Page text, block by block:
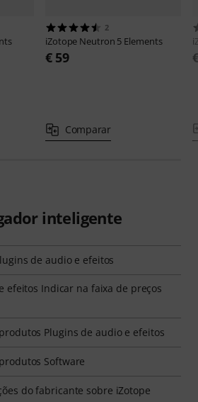
2
iZotope Neutron 5 Elements
€ 59
Comparar
inteligente
de audio e efeitos
efeitos Indicar na faixa de preços
Plugins de audio e efeitos
Software
do fabricante sobre iZotope